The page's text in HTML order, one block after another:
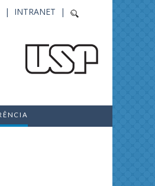
INTRANET |
|